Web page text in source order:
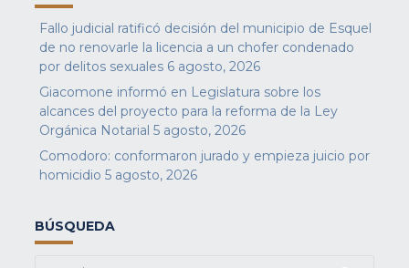
Fallo judicial ratificó decisión del municipio de Esquel
de no renovarle la licencia a un chofer condenado
por delitos sexuales 6 agosto, 2026
Giacomone informó en Legislatura sobre los
alcances del proyecto para la reforma de la Ley
Orgánica Notarial 5 agosto, 2026
Comodoro: conformaron jurado y empieza juicio por
homicidio 5 agosto, 2026
BÚSQUEDA